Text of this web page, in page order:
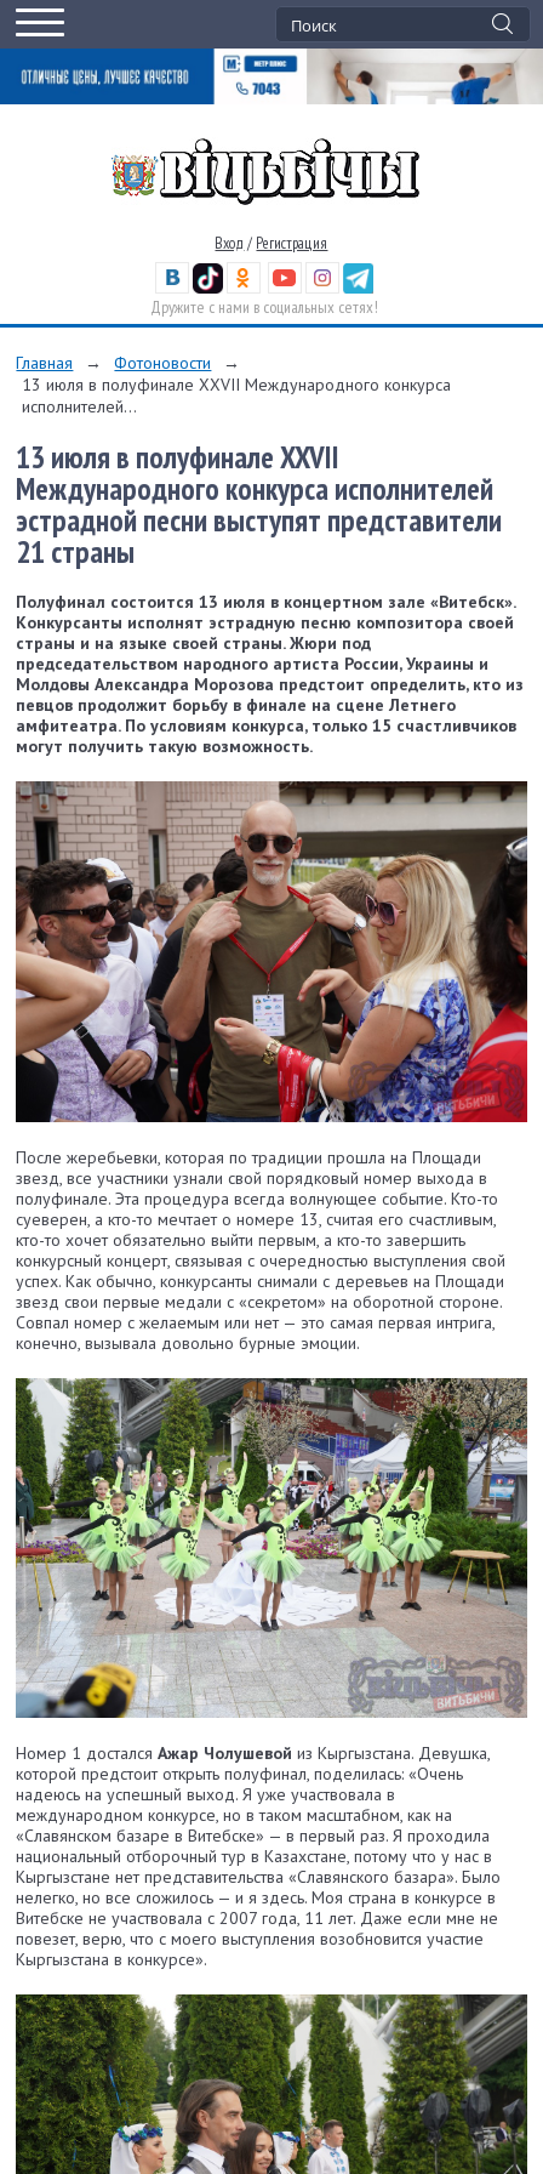
Вход / Регистрация
Дружите с нами в социальных сетях!
Главная → Фотоновости
→
13 июля в полуфинале XXVII Международного конкурса
исполнителей...
13 июля в полуфинале XXVII
Международного конкурса исполнителей
эстрадной песни выступят представители
21 страны
Полуфинал состоится 13 июля в концертном зале «Витебск».
Конкурсанты исполнят эстрадную песню композитора своей
страны и на языке своей страны. Жюри под
председательством народного артиста России, Украины и
Молдовы Александра Морозова предстоит определить, кто из
певцов продолжит борьбу в финале на сцене Летнего
амфитеатра. По условиям конкурса, только 15 счастливчиков
могут получить такую возможность.
После жеребьевки, которая по традиции прошла на Площади
звезд, все участники узнали свой порядковый номер выхода в
полуфинале. Эта процедура всегда волнующее событие. Кто-то
суеверен, а кто-то мечтает о номере 13, считая его счастливым,
кто-то хочет обязательно выйти первым, а кто-то завершить
конкурсный концерт, связывая с очередностью выступления свой
успех. Как обычно, конкурсанты снимали с деревьев на Площади
звезд свои первые медали с «секретом» на оборотной стороне.
Совпал номер с желаемым или нет — это самая первая интрига,
конечно, вызывала довольно бурные эмоции.
Номер 1 достался Ажар Чолушевой из Кыргызстана. Девушка,
которой предстоит открыть полуфинал, поделилась: «Очень
надеюсь на успешный выход. Я уже участвовала в
международном конкурсе, но в таком масштабном, как на
«Славянском базаре в Витебске» — в первый раз. Я проходила
национальный отборочный тур в Казахстане, потому что у нас в
Кыргызстане нет представительства «Славянского базара». Было
нелегко, но все сложилось — и я здесь. Моя страна в конкурсе в
Витебске не участвовала с 2007 года, 11 лет. Даже если мне не
повезет, верю, что с моего выступления возобновится участие
Кыргызстана в конкурсе».